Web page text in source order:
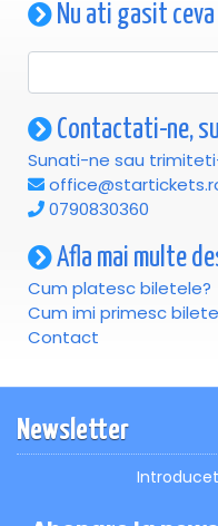
Nu ati gasit ceva
Contactati-ne,
Sunati-ne sau
0790830360
Afla mai multe
Cum platesc biletele?
Cum imi primesc
Contact
Newsletter